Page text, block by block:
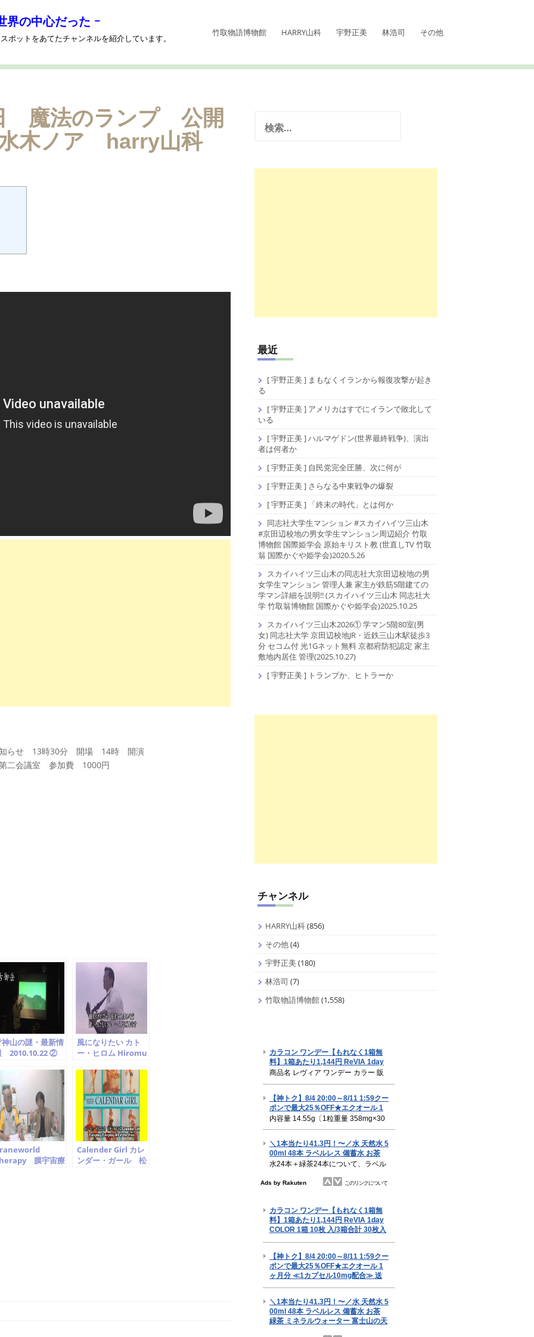
界の中心だった ｰ
ポットをあてたチャンネルを紹介しています。
竹取物語博物館 HARRY山科 宇野正美 林浩司 その他
魔法のランプ 公開
木ノア harry山科
知らせ 13時30分 開場 14時 開演
二会議室 参加費 1000円
神山の謎・最新情
2010.10.22 ②
風になりたい カト
ー・ヒロム Hiromu
cover
膜宇宙療
Calender Girl カレ
ンダー・ガール 松
最近
[ 宇野正美 ] まもなくイランから報復攻撃が起き
る
[ 宇野正美 ] アメリカはすでにイランで敗北して
いる
[ 宇野正美 ] ハルマゲドン(世界最終戦争)、演出
者は何者か
[ 宇野正美 ] 自民党完全圧勝、次に何が
[ 宇野正美 ] さらなる中東戦争の爆裂
[ 宇野正美 ] 「終末の時代」とは何か
同志社大学生マンション #スカイハイツ三山木
#京田辺校地の男女学生マンション周辺紹介 竹取
博物館 国際姫学会 原始キリスト教 (世直しTV 竹取
翁 国際かぐや姫学会)2020.5.26
スカイハイツ三山木の同志社大京田辺校地の男
女学生マンション 管理人兼 家主が鉄筋5階建ての
学マン詳細を説明!! (スカイハイツ三山木 同志社大
学 竹取翁博物館 国際かぐや姫学会)2025.10.25
スカイハイツ三山木2026① 学マン5階80室(男
女) 同志社大学 京田辺校地JR・近鉄三山木駅徒歩3
分 セコム付 光1Gネット無料 京都府防犯認定 家主
敷地内居住 管理(2025.10.27)
[ 宇野正美 ] トランプか、ヒトラーか
チャンネル
HARRY山科(856)
その他(4)
宇野正美(180)
林浩司 (7)
竹取物語博物館(1,558)